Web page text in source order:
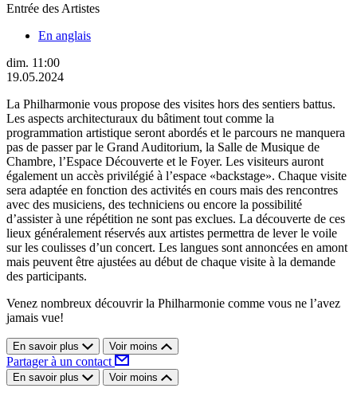
Entrée des Artistes
En anglais
dim. 11:00
19.05.2024
La Philharmonie vous propose des visites hors des sentiers battus.
Les aspects architecturaux du bâtiment tout comme la
programmation artistique seront abordés et le parcours ne manquera
pas de passer par le Grand Auditorium, la Salle de Musique de
Chambre, l’Espace Découverte et le Foyer. Les visiteurs auront
également un accès privilégié à l’espace «backstage». Chaque visite
sera adaptée en fonction des activités en cours mais des rencontres
avec des musiciens, des techniciens ou encore la possibilité
d’assister à une répétition ne sont pas exclues. La découverte de ces
lieux généralement réservés aux artistes permettra de lever le voile
sur les coulisses d’un concert. Les langues sont annoncées en amont
mais peuvent être ajustées au début de chaque visite à la demande
des participants.
Venez nombreux découvrir la Philharmonie comme vous ne l’avez
jamais vue!
En savoir plus Voir moins
Partager à un contact
En savoir plus Voir moins